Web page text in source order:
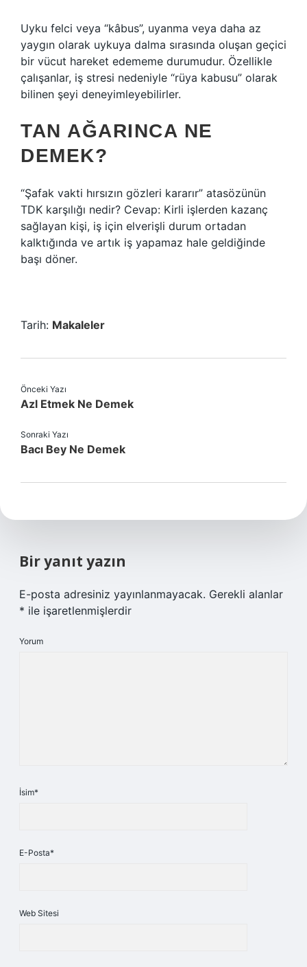
Uyku felci veya “kâbus”, uyanma veya daha az
yaygın olarak uykuya dalma sırasında oluşan geçici
bir vücut hareket edememe durumudur. Özellikle
çalışanlar, iş stresi nedeniyle “rüya kabusu” olarak
bilinen şeyi deneyimleyebilirler.
TAN AĞARINCA NE
DEMEK?
“Şafak vakti hırsızın gözleri kararır” atasözünün
TDK karşılığı nedir? Cevap: Kirli işlerden kazanç
sağlayan kişi, iş için elverişli durum ortadan
kalktığında ve artık iş yapamaz hale geldiğinde
başı döner.
Tarih: Makaleler
Önceki Yazı
Azl Etmek Ne Demek
Sonraki Yazı
Bacı Bey Ne Demek
Bir yanıt yazın
E-posta adresiniz yayınlanmayacak. Gerekli alanlar
* ile işaretlenmişlerdir
Yorum
İsim*
E-Posta*
Web Sitesi